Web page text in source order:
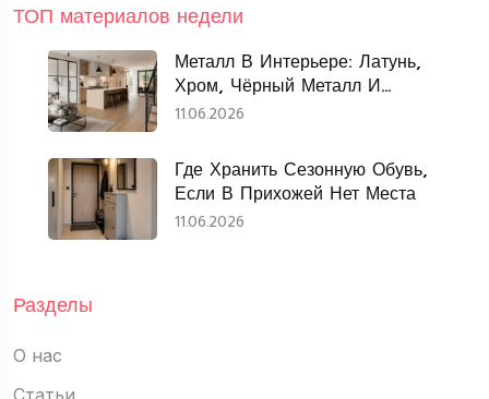
ТОП материалов недели
Металл В Интерьере: Латунь,
Хром, Чёрный Металл И
Нержавеющая Сталь
11.06.2026
Где Хранить Сезонную Обувь,
Если В Прихожей Нет Места
11.06.2026
Разделы
О нас